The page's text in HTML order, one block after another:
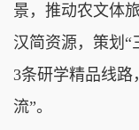
景，推动农文体
汉简资源，策划“
3条研学精品线路
流”。